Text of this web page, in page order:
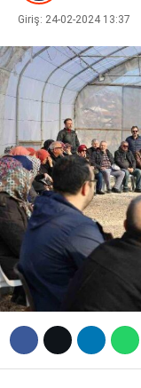
Giriş: 24-02-2024 13:37